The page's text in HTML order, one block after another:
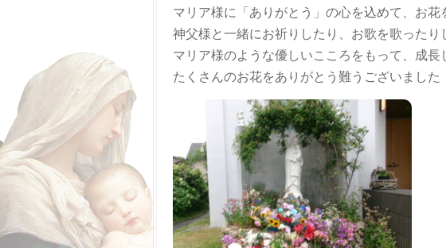
マリア様に「ありがとう」の心を込めて、お花
神父様と一緒にお祈りしたり、お歌を歌ったり
マリア様のような優しいこころをもって、成長
たくさんのお花をありがとう難うございました